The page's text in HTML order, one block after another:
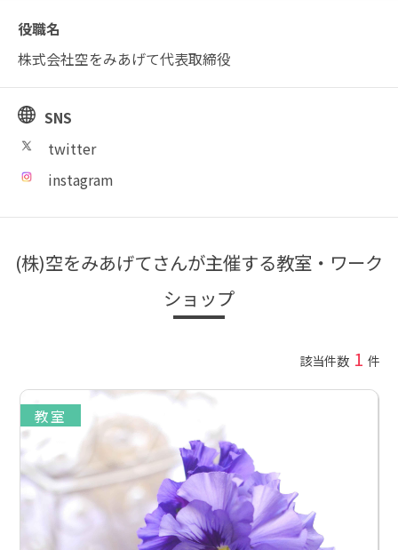
役職名
株式会社空をみあげて代表取締役
SNS
twitter
instagram
(株)空をみあげてさんが主催する教室・ワーク
ショップ
該当件数 1 件
教室